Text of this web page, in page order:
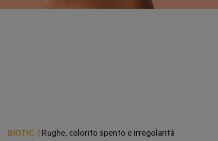
BIOTIC | Rughe, colorito spento e irregolarità